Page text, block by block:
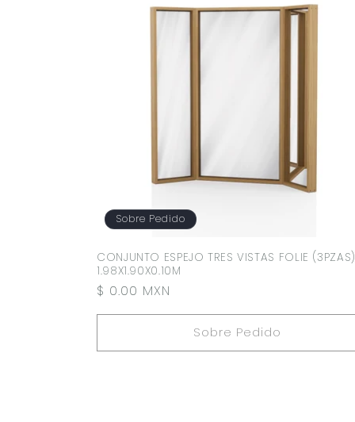
Sobre Pedido
CONJUNTO ESPEJO TRES VISTAS FOLIE (3PZAS)
1.98X1.90X0.10M
Precio
habitual
$ 0.00 MXN
Sobre Pedido